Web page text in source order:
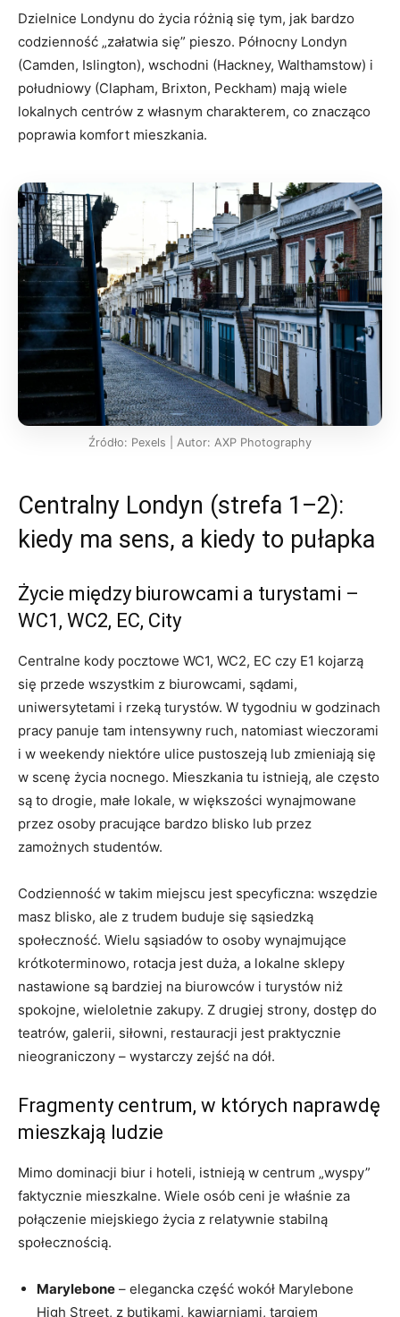
Dzielnice Londynu do życia różnią się tym, jak bardzo
codzienność „załatwia się” pieszo. Północny Londyn
(Camden, Islington), wschodni (Hackney, Walthamstow) i
południowy (Clapham, Brixton, Peckham) mają wiele
lokalnych centrów z własnym charakterem, co znacząco
poprawia komfort mieszkania.
Źródło: Pexels | Autor: AXP Photography
Centralny Londyn (strefa 1–2):
kiedy ma sens, a kiedy to pułapka
Życie między biurowcami a turystami –
WC1, WC2, EC, City
Centralne kody pocztowe WC1, WC2, EC czy E1 kojarzą
się przede wszystkim z biurowcami, sądami,
uniwersytetami i rzeką turystów. W tygodniu w godzinach
pracy panuje tam intensywny ruch, natomiast wieczorami
i w weekendy niektóre ulice pustoszeją lub zmieniają się
w scenę życia nocnego. Mieszkania tu istnieją, ale często
są to drogie, małe lokale, w większości wynajmowane
przez osoby pracujące bardzo blisko lub przez
zamożnych studentów.
Codzienność w takim miejscu jest specyficzna: wszędzie
masz blisko, ale z trudem buduje się sąsiedzką
społeczność. Wielu sąsiadów to osoby wynajmujące
krótkoterminowo, rotacja jest duża, a lokalne sklepy
nastawione są bardziej na biurowców i turystów niż
spokojne, wieloletnie zakupy. Z drugiej strony, dostęp do
teatrów, galerii, siłowni, restauracji jest praktycznie
nieograniczony – wystarczy zejść na dół.
Fragmenty centrum, w których naprawdę
mieszkają ludzie
Mimo dominacji biur i hoteli, istnieją w centrum „wyspy”
faktycznie mieszkalne. Wiele osób ceni je właśnie za
połączenie miejskiego życia z relatywnie stabilną
społecznością.
Marylebone – elegancka część wokół Marylebone
High Street, z butikami, kawiarniami, targiem